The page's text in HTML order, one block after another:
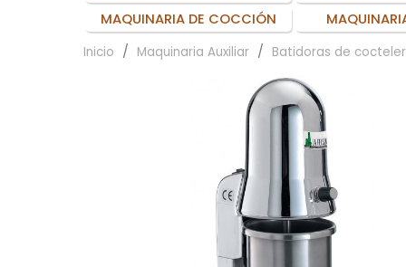
MAQUINARIA DE COCCIÓN
Inicio Maquinaria Auxiliar Batidoras de